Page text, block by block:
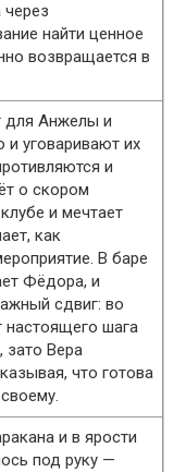
найти ценное
возвращается в
для Анжелы и
и уговаривают их
и
о скором
и мечтает
как
В баре
Фёдора, и
сдвиг: во
настоящего шага
зато Вера
что готова
и в ярости
под руку —